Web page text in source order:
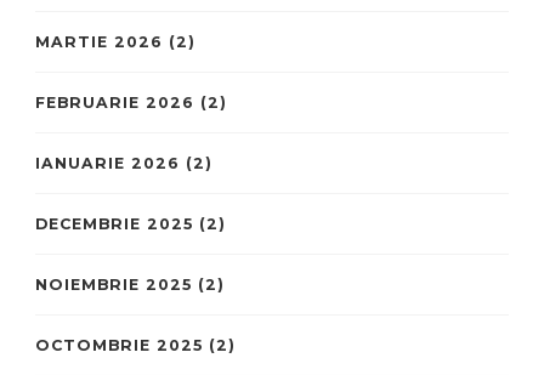
MARTIE 2026 (2)
FEBRUARIE 2026 (2)
IANUARIE 2026 (2)
DECEMBRIE 2025 (2)
NOIEMBRIE 2025 (2)
OCTOMBRIE 2025 (2)